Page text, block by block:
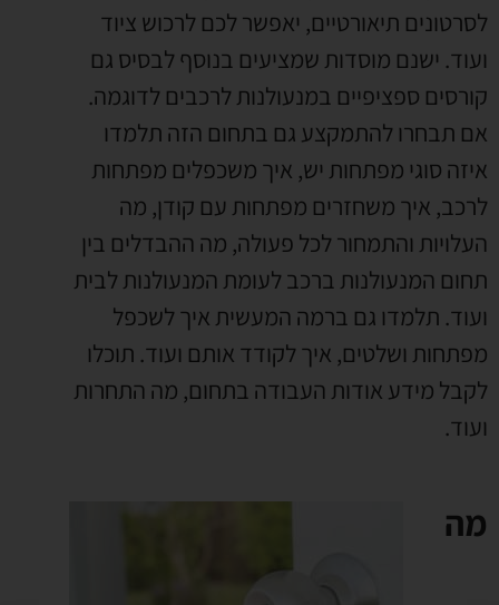
לסרטונים תיאורטיים, יאפשר לכם לרכוש ציוד
ועוד. ישנם מוסדות שמציעים בנוסף לבסיס גם
קורסים ספציפיים במנעולנות לרכבים לדוגמה.
אם תבחרו להתמקצע גם בתחום הזה תלמדו
איזה סוגי מפתחות יש, איך משכפלים מפתחות
לרכב, איך משחזרים מפתחות עם קודן, מה
העלויות והתמחור לכל פעולה, מה ההבדלים בין
תחום המנעולנות ברכב לעומת המנעולנות לבית
ועוד. תלמדו גם ברמה המעשית איך לשכפל
מפתחות ושלטים, איך לקודד אותם ועוד. תוכלו
לקבל מידע אודות העבודה בתחום, מה התחרות
ועוד.
מה